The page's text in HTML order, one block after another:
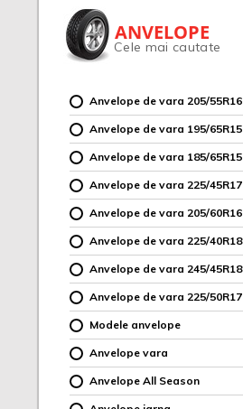
ANVELOPE
Cele mai cautate
Anvelope de vara 205/55R16
Anvelope de vara 195/65R15
Anvelope de vara 185/65R15
Anvelope de vara 225/45R17
Anvelope de vara 205/60R16
Anvelope de vara 225/40R18
Anvelope de vara 245/45R18
Anvelope de vara 225/50R17
Modele anvelope
Anvelope vara
Anvelope All Season